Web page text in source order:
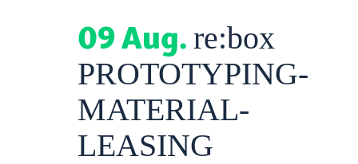
09 Aug. re:box
PROTOTYPING-
MATERIAL-
LEASING